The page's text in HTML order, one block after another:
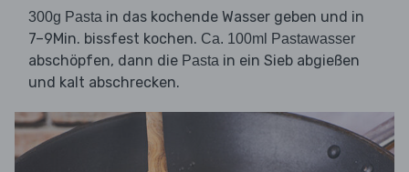
300g Pasta in das kochende Wasser geben und in
7–9Min. bissfest kochen. Ca. 100ml Pastawasser
abschöpfen, dann die Pasta in ein Sieb abgießen
und kalt abschrecken.